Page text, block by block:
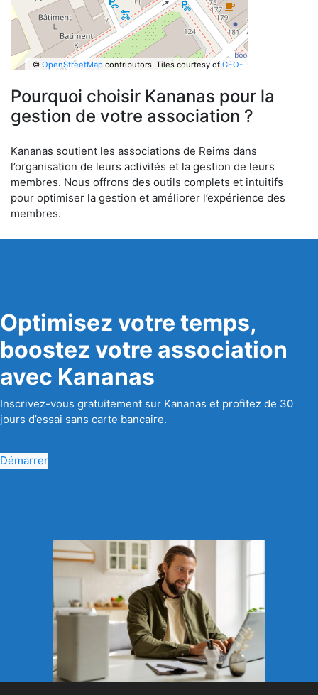
© OpenStreetMapcontributors. Tiles courtesy ofGEO-
Pourquoi choisir Kananas pour la
gestion de votre association ?
Kananas soutient les associations de Reims dans
l’organisation de leurs activités et la gestion de leurs
membres. Nous offrons des outils complets et intuitifs
pour optimiser la gestion et améliorer l’expérience des
membres.
Optimisez votre temps,
boostez votre association
avec Kananas
Inscrivez-vous gratuitement sur Kananas et profitez de 30
jours d’essai sans carte bancaire.
Démarrer